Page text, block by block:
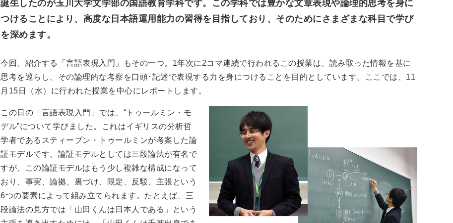
誕生したのが玉川大学文学部の国語教育学科です。この学科では豊かな文章表現や論理的思考を身に
つけることにより、高度な日本語運用能力の習得を目指しており、そのためにさまざまな科目で学び
を深めます。
今回、紹介する「言語表現入門」もその一つ。1年次に2コマ連続で行われるこの授業は、読み取った情報を基に
思考を巡らし、その論理的な考察を口頭･記述で表現する力を身につけることを目的としています。ここでは、11
月15日（水）に行われた授業を中心にレポートします。
この日の「言語表現入門」では、“トゥールミン・モ
デル”について学びました。これはイギリスの分析哲
学者であるスティーブン・トゥールミンが考案した論
証モデルです。論証モデルとしては三段論法が有名で
すが、この論証モデルはもう少し複雑な構成になって
おり、事実、論拠、裏づけ、限定、反駁、主張という
6つの要素によって組み立てられます。たとえば、三
段論法の見方では「山田くんは日本人である」という